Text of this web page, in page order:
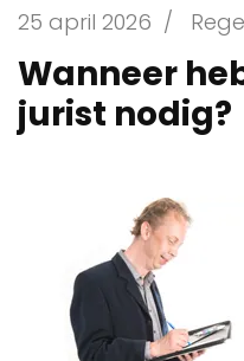
25 april 2026 /
Wanneer
jurist nodig?